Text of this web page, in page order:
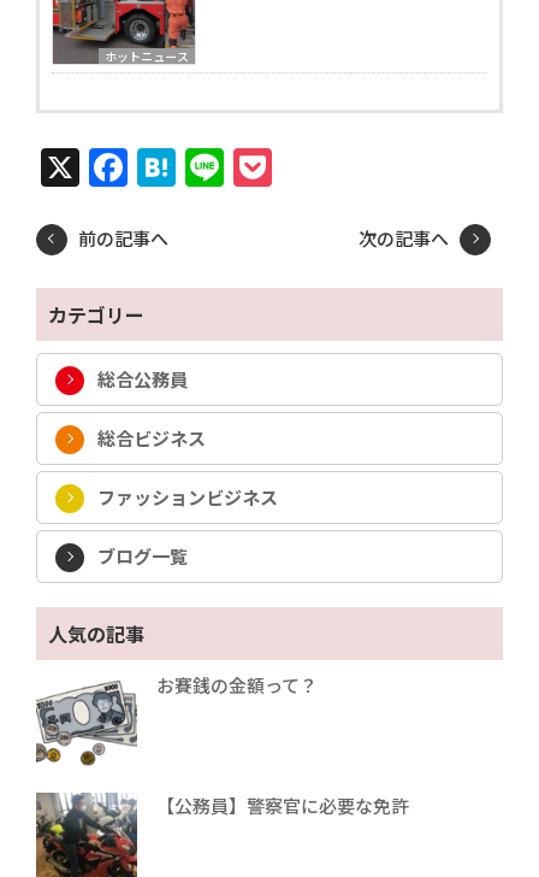
ホットニュース
X Facebook
Hatena
Line
前の記事へ 次の記事へ
カテゴリー
総合公務員
総合ビジネス
ファッションビジネス
ブログ一覧
人気の記事
お賽銭の金額って？
【公務員】警察官に必要な免許